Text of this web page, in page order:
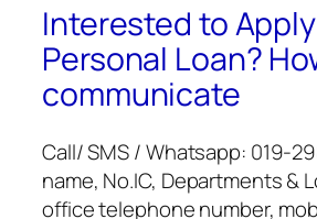
Interested to
Personal Loan?
communicate
Call/ SMS / Whatsapp: 019-
name, No.IC, Departments &
office telephone number,